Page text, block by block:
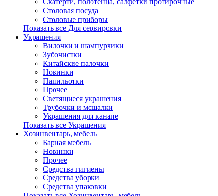
Скатерти, полотенца, салфетки протирочные
Столовая посуда
Столовые приборы
Показать все Для сервировки
Украшения
Вилочки и шампурчики
Зубочистки
Китайские палочки
Новинки
Папильотки
Прочее
Светящиеся украшения
Трубочки и мешалки
Украшения для канапе
Показать все Украшения
Хозинвентарь, мебель
Барная мебель
Новинки
Прочее
Средства гигиены
Средства уборки
Средства упаковки